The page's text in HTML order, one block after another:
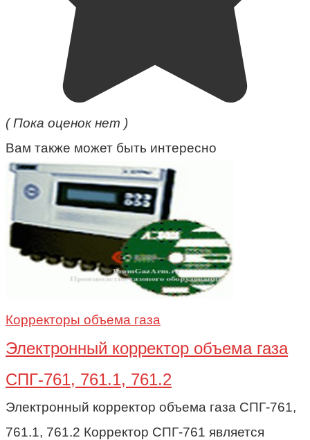
( Пока оценок нет )
Вам также может быть интересно
Корректоры объема газа
Электронный корректор объема газа
СПГ-761, 761.1, 761.2
Электронный корректор объема газа СПГ-761,
761.1, 761.2 Корректор СПГ-761 является